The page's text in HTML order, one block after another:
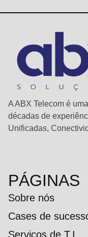
A ABX Telecom é
décadas de
Unificadas,
PÁGINAS
Sobre nós
Cases de
Serviços de T.I